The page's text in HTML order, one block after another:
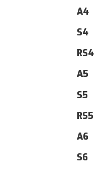
A4
S4
RS4
A5
S5
RS5
A6
S6